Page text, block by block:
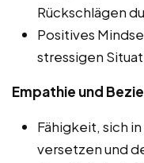
Rückschlägen
Positives
stressigen
Empathie und
Fähigkeit, sich
versetzen und